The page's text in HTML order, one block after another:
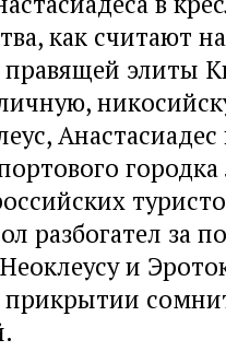
как считают
элиты
разбогател за
и